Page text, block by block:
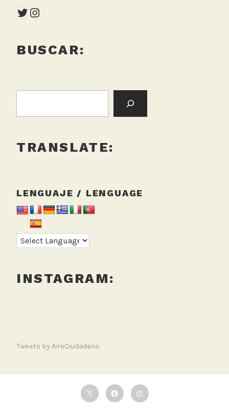
Twitter
Instagram
BUSCAR:
TRANSLATE:
LENGUAJE / LENGUAGE
INSTAGRAM:
Tweets by AireCiudadano
TwitterFacebookInstagram